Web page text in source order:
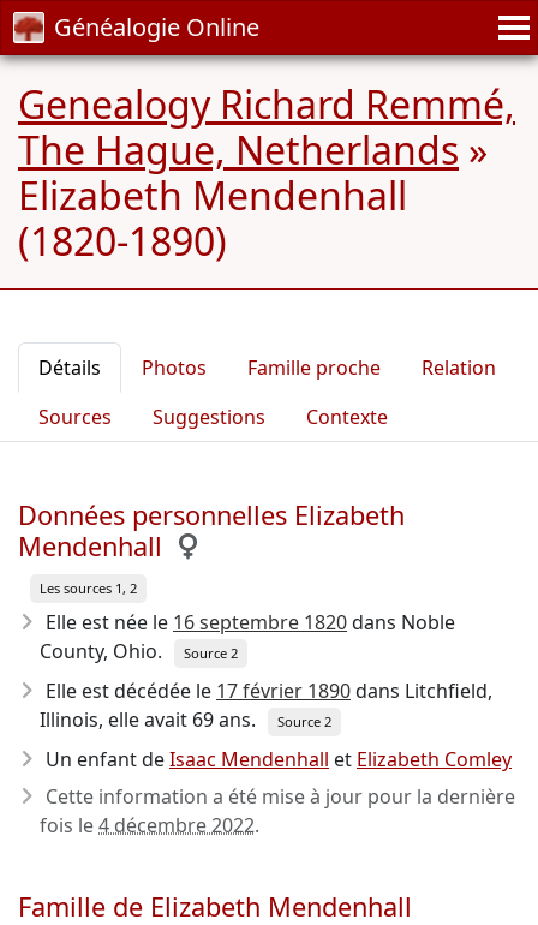
Généalogie Online
Genealogy Richard Remmé,
The Hague, Netherlands »
Elizabeth Mendenhall
(1820-1890)
Détails Photos Famille proche
Relation
Sources
Suggestions Contexte
Données personnelles Elizabeth
Mendenhall
Les sources 1, 2
Elle est née le 16 septembre 1820dans Noble
County, Ohio.
Source 2
Elle est décédée le 17 février 1890dans Litchfield,
Illinois, elle avait 69 ans.
Source 2
Un enfant deIsaac Mendenhall et Elizabeth Comley
Cette information a été mise à jour pour la dernière
fois le4 décembre 2022.
Famille de Elizabeth Mendenhall